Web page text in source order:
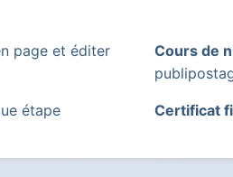
page et éditer
Cours de
étape Certificat